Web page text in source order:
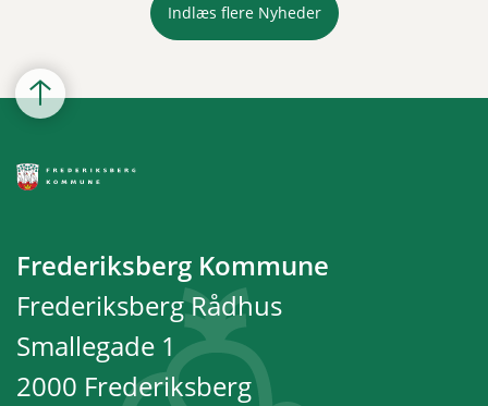
Indlæs flere Nyheder
Frederiksberg Kommune
Frederiksberg Rådhus
Smallegade 1
2000 Frederiksberg